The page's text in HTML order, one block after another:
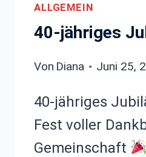
ALLGEMEIN
40-jähriges
Von Diana Juni 25,
40-jähriges
Fest voller
Gemeinschaft